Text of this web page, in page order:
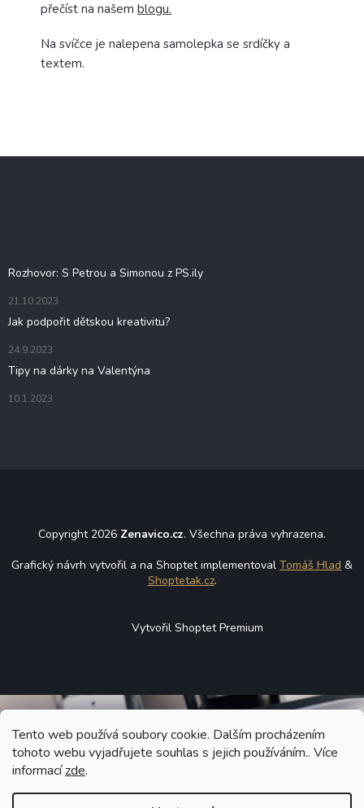
Tento web používá soubory cookie. Dalším procházením
tohoto webu vyjadřujete souhlas s jejich používáním.. Více
informacízde.
přečíst na našem blogu.
Na svíčce je nalepena samolepka se srdíčky a
textem.
Rozhovor: S Petrou a Simonou z PS.ily
21.10.2023
Jak podpořit dětskou kreativitu?
24.9.2023
Tipy na dárky na Valentýna
10.1.2023
Copyright 2026 Zenavico.cz. Všechna práva vyhrazena.
Grafický návrh vytvořil a na Shoptet implementoval Tomáš Hlad &
Shoptetak.cz.
Vytvořil Shoptet Premium